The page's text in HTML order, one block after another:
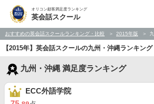
オリコン顧客満足度ランキング
英会話スクール
おすすめの英会話スクールランキング・比較 2015年版
【2015年】英会話スクールの九州・沖縄ランキン
九州・沖縄 満足度ランキング
ECC外語学院